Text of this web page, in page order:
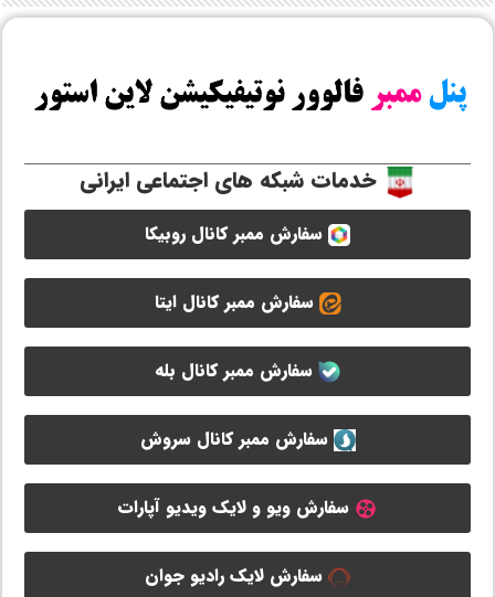
خدمات شبکه های اجتماعی ایرانی
سفارش ممبر کانال روبیکا
سفارش ممبر کانال ایتا
سفارش ممبر کانال بله
سفارش ممبر کانال سروش
سفارش ویو و لایک ویدیو آپارات
سفارش لایک رادیو جوان